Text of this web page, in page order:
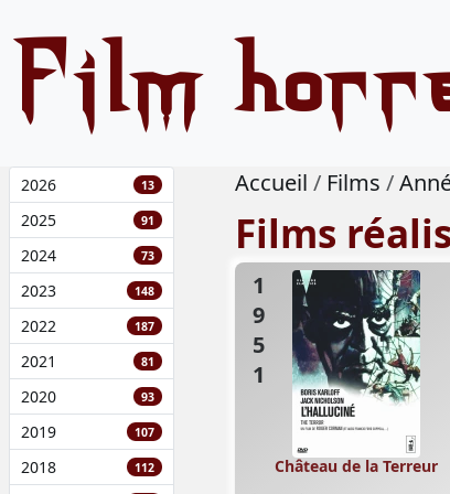
Film
2026 13
2025 91
2024 73
2023 148
2022 187
2021 81
2020 93
2019 107
2018 112
Accueil Films
Films
1951
Château de la Terreur